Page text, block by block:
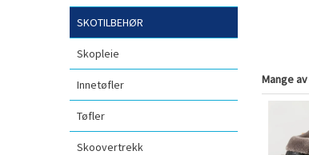
SKOTILBEHØR
Skopleie
Innetøfler
Tøfler
Skoovertrekk
Mange